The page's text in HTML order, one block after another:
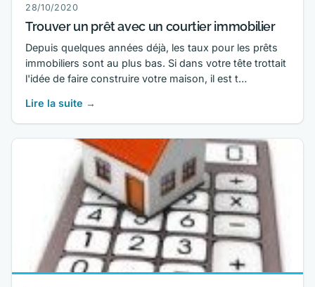
28/10/2020
Trouver un prêt avec un courtier immobilier
Depuis quelques années déjà, les taux pour les prêts
immobiliers sont au plus bas. Si dans votre tête trottait
l'idée de faire construire votre maison, il est t…
Lire la suite →